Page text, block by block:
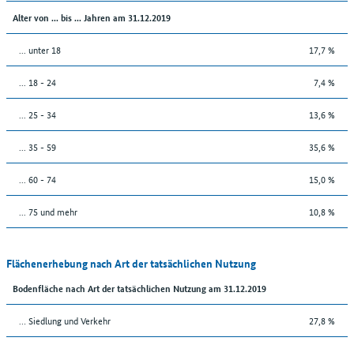
Alter von ... bis ... Jahren am 31.12.2019
... unter 18 17,7 %
... 18 - 24 7,4 %
... 25 - 34 13,6 %
... 35 - 59 35,6 %
... 60 - 74 15,0 %
... 75 und mehr 10,8 %
Flächenerhebung nach Art der tatsächlichen Nutzung
Bodenfläche nach Art der tatsächlichen Nutzung am 31.12.2019
… Siedlung und Verkehr 27,8 %